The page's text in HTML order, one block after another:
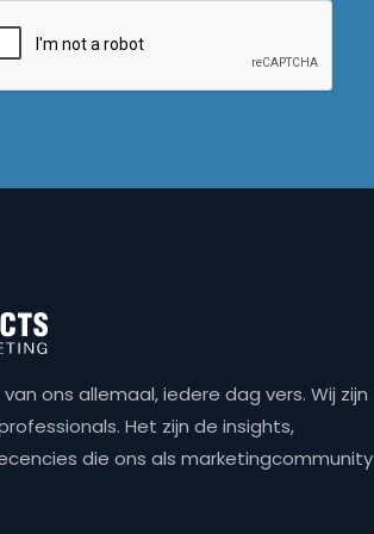
ons allemaal, iedere dag vers. Wij zijn
Het zijn de insights,
die ons als marketingcommunity